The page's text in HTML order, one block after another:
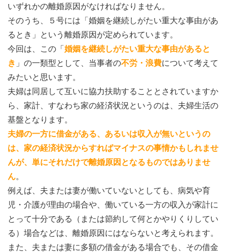
いずれかの離婚原因がなければなりません。
そのうち、５号には「婚姻を継続しがたい重大な事由があ
るとき」という離婚原因が定められています。
今回は、この「 婚姻を継続しがたい重大な事由があると
き 」の一類型として、当事者の不労・浪費について考えて
みたいと思います。
夫婦は同居して互いに協力扶助することとされていますか
ら、家計、すなわち家の経済状況というのは、夫婦生活の
基盤となります。
夫婦の一方に借金がある、あるいは収入が無いというの
は、家の経済状況からすればマイナスの事情かもしれませ
んが、単にそれだけで離婚原因となるものではありませ
ん。
例えば、夫または妻が働いていないとしても、病気や育
児・介護が理由の場合や、働いている一方の収入が家計に
とって十分である（または節約して何とかやりくりしてい
る）場合などは、離婚原因にはならないと考えられます。
また、夫または妻に多額の借金がある場合でも、その借金